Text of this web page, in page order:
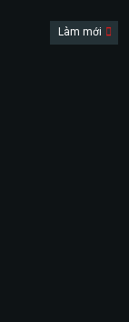
Làm mới